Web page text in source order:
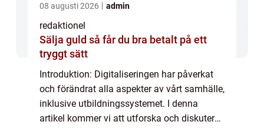
08 augusti 2026 admin
redaktionel
Sälja guld så får du bra betalt på ett
tryggt sätt
Introduktion: Digitaliseringen har påverkat
och förändrat alla aspekter av vårt samhälle,
inklusive utbildningssystemet. I denna
artikel kommer vi att utforska och diskutera